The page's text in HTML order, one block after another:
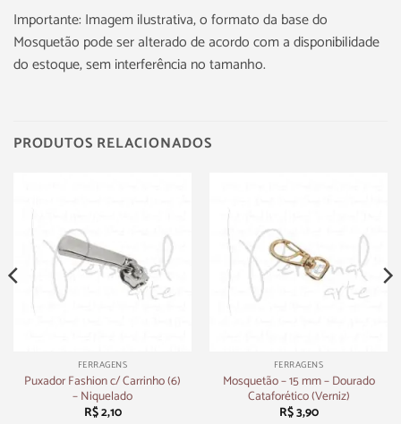
Importante: Imagem ilustrativa, o formato da base do
Mosquetão pode ser alterado de acordo com a disponibilidade
do estoque, sem interferência no tamanho.
PRODUTOS RELACIONADOS
FERRAGENS
Puxador Fashion c/ Carrinho (6)
– Niquelado
R$2,10
FERRAGENS
Mosquetão – 15 mm – Dourado
Cataforético (Verniz)
R$3,90